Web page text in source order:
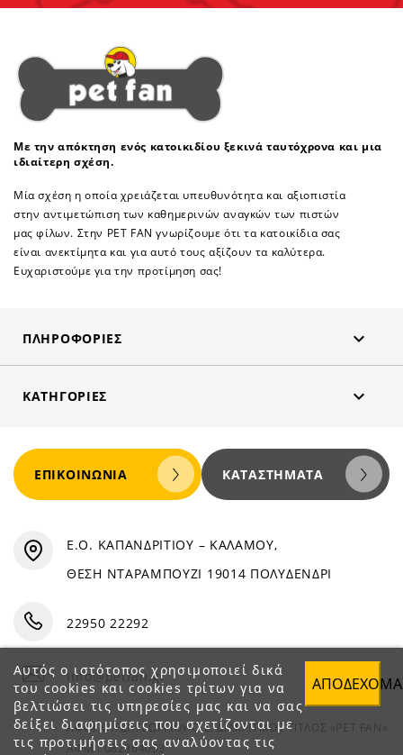
Με την απόκτηση ενός κατοικιδίου ξεκινά ταυτόχρονα και μια
ιδιαίτερη σχέση.
Μία σχέση η οποία χρειάζεται υπευθυνότητα και αξιοπιστία
στην αντιμετώπιση των καθημερινών αναγκών των πιστών
μας φίλων. Στην PET FAN γνωρίζουμε ότι τα κατοικίδια σας
είναι ανεκτίμητα και για αυτό τους αξίζουν τα καλύτερα.
Ευχαριστούμε για την προτίμηση σας!
ΠΛΗΡΟΦΟΡΊΕΣ 
ΚΑΤΗΓΟΡΊΕΣ 
Αυτός ο ιστότοπος χρησιμοποιεί δικά
του cookies και cookies τρίτων για να
βελτιώσει τις υπηρεσίες μας και να σας
δείξει διαφημίσεις που σχετίζονται με
τις προτιμήσεις σας αναλύοντας τις
ΕΠΙΚΟΙΝΩΝΊΑ ΚΑΤΑΣΤΉΜΑΤΑ
Ε.Ο. ΚΑΠΑΝΔΡΙΤΙΟΥ – ΚΑΛΑΜΟΥ,
ΘΕΣΗ ΝΤΑΡΑΜΠΟΥΖΙ 19014 ΠΟΛΥΔΕΝΔΡΙ
22950 22292
info@petfan.gr
ΑΦΟΙ ΧΑΤΖΗΓΕΩΡΓΙΟΥ Ο.Ε. ΔΙΑΚΡΙΤΙΚΟΣ ΤΙΤΛΟΣ «PET FAN»
ΑΦΜ : 082864093